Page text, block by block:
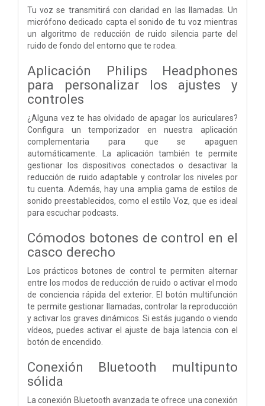
Tu voz se transmitirá con claridad en las llamadas. Un
micrófono dedicado capta el sonido de tu voz mientras
un algoritmo de reducción de ruido silencia parte del
ruido de fondo del entorno que te rodea.
Aplicación Philips Headphones
para personalizar los ajustes y
controles
¿Alguna vez te has olvidado de apagar los auriculares?
Configura un temporizador en nuestra aplicación
complementaria para que se apaguen
automáticamente. La aplicación también te permite
gestionar los dispositivos conectados o desactivar la
reducción de ruido adaptable y controlar los niveles por
tu cuenta. Además, hay una amplia gama de estilos de
sonido preestablecidos, como el estilo Voz, que es ideal
para escuchar podcasts.
Cómodos botones de control en el
casco derecho
Los prácticos botones de control te permiten alternar
entre los modos de reducción de ruido o activar el modo
de conciencia rápida del exterior. El botón multifunción
te permite gestionar llamadas, controlar la reproducción
y activar los graves dinámicos. Si estás jugando o viendo
vídeos, puedes activar el ajuste de baja latencia con el
botón de encendido.
Conexión Bluetooth multipunto
sólida
La conexión Bluetooth avanzada te ofrece una conexión